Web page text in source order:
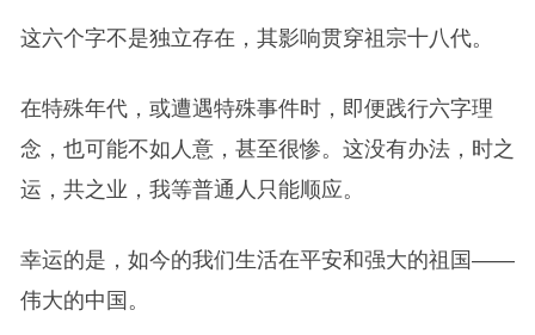
这六个字不是独立存在，其影响贯穿祖宗十八代。
在特殊年代，或遭遇特殊事件时，即便践行六字理
念，也可能不如人意，甚至很惨。这没有办法，时之
运，共之业，我等普通人只能顺应。
幸运的是，如今的我们生活在平安和强大的祖国——
伟大的中国。